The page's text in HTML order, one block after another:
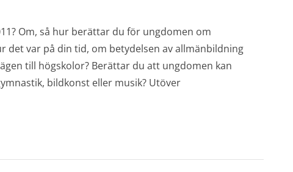
Om, så hur berättar du för ungdomen om
det var på din tid, om betydelsen av allmänbildning
till högskolor? Berättar du att ungdomen kan
bildkonst eller musik? Utöver